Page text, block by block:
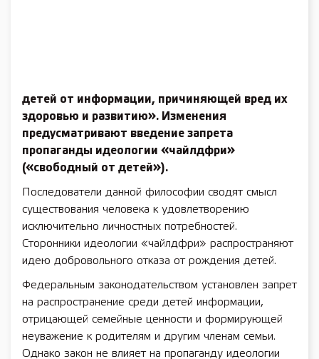
детей от информации, причиняющей вред их
здоровью и развитию». Изменения
предусматривают введение запрета
пропаганды идеологии «чайлдфри»
(«свободный от детей»).
Последователи данной философии сводят смысл
существования человека к удовлетворению
исключительно личностных потребностей.
Сторонники идеологии «чайлдфри» распространяют
идею добровольного отказа от рождения детей.
Федеральным законодательством установлен запрет
на распространение среди детей информации,
отрицающей семейные ценности и формирующей
неуважение к родителям и другим членам семьи.
Однако закон не влияет на пропаганду идеологии